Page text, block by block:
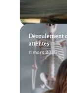
Déroulement
attentes
11 mars 2026